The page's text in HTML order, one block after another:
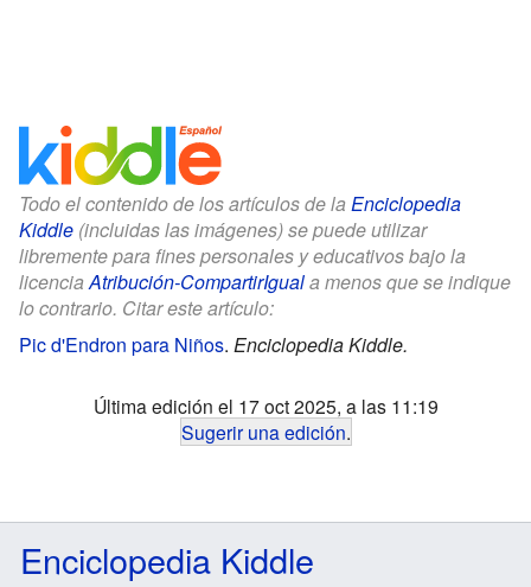
Todo el contenido de los artículos de la Enciclopedia
Kiddle (incluidas las imágenes) se puede utilizar
libremente para fines personales y educativos bajo la
licenciaAtribución-CompartirIguala menos que se indique
lo contrario. Citar este artículo:
Pic d'Endron para Niños. Enciclopedia Kiddle.
Última edición el 17 oct 2025, a las 11:19
Sugerir una edición.
Enciclopedia Kiddle